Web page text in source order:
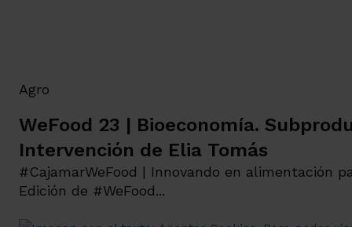
Agro
WeFood 23 | Bioeconomía.
Intervención de Elia Tomás
#CajamarWeFood | Innovando en alimentación
Edición de #WeFood...